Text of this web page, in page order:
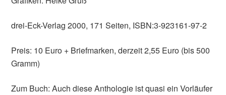
drei-Eck-Verlag 2000, 171 Seiten, ISBN:3-923161-97-2
Preis: 10 Euro + Briefmarken, derzeit 2,55 Euro (bis 500
Gramm)
Zum Buch: Auch diese Anthologie ist quasi ein Vorläufer